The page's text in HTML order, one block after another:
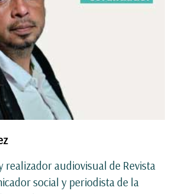
realizador audiovisual de Revista
social y periodista de la